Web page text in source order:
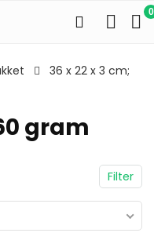
0
36 x 22 x 3 cm;
gram
Filter